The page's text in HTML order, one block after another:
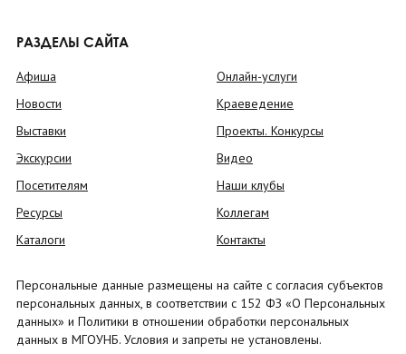
РАЗДЕЛЫ САЙТА
Афиша
Новости
Выставки
Экскурсии
Посетителям
Ресурсы
Каталоги
Онлайн-услуги
Краеведение
Проекты. Конкурсы
Видео
Наши клубы
Коллегам
Контакты
Персональные данные размещены на сайте с согласия субъектов
персональных данных, в соответствии с 152 ФЗ «О Персональных
данных» и Политики в отношении обработки персональных
данных в МГОУНБ. Условия и запреты не установлены.